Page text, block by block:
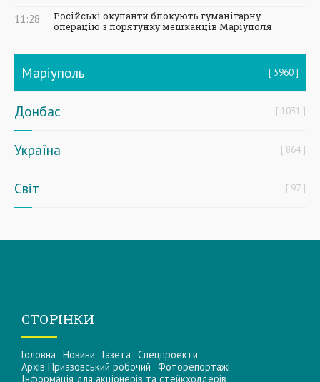
11:28
Російські окупанти блокують гуманітарну
операцію з порятунку мешканців Маріуполя
Маріуполь 5960
Донбас 1031
Україна 864
Світ 97
СТОРІНКИ
Головна Новини Газета Спецпроекти
Архів Приазовський робочий Фоторепортажі
Інформацiя для акцiонерiв та стейкхолдерiв